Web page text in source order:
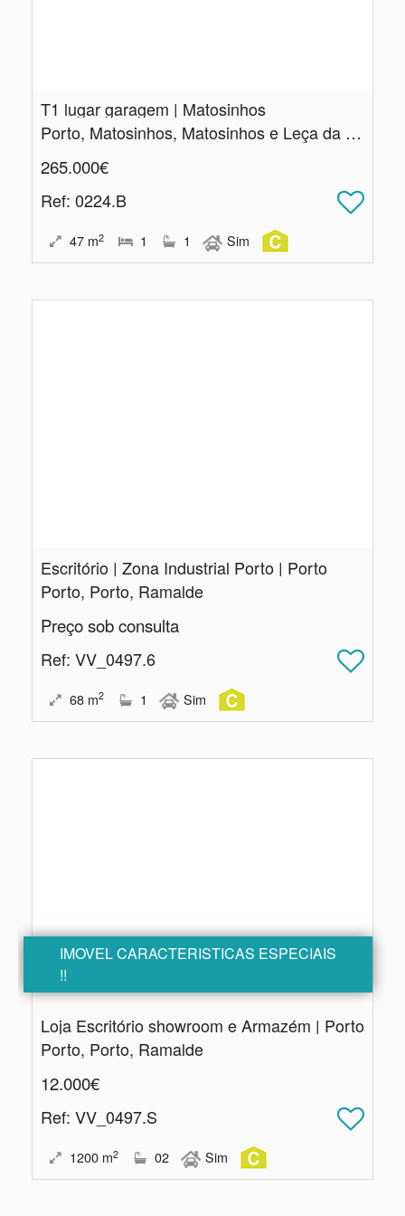
T1 lugar garagem | Matosinhos
Porto, Matosinhos, Matosinhos e Leça da Palmeira
265.000€
Ref: 0224.B
47 m2 1 1 Sim
Escritório | Zona Industrial Porto | Porto
Porto, Porto, Ramalde
Preço sob consulta
Ref: VV_0497.6
68 m2 1 Sim
IMOVEL CARACTERISTICAS ESPECIAIS
!!
Loja Escritório showroom e Armazém | Porto
Porto, Porto, Ramalde
12.000€
Ref: VV_0497.S
1200 m2 02 Sim